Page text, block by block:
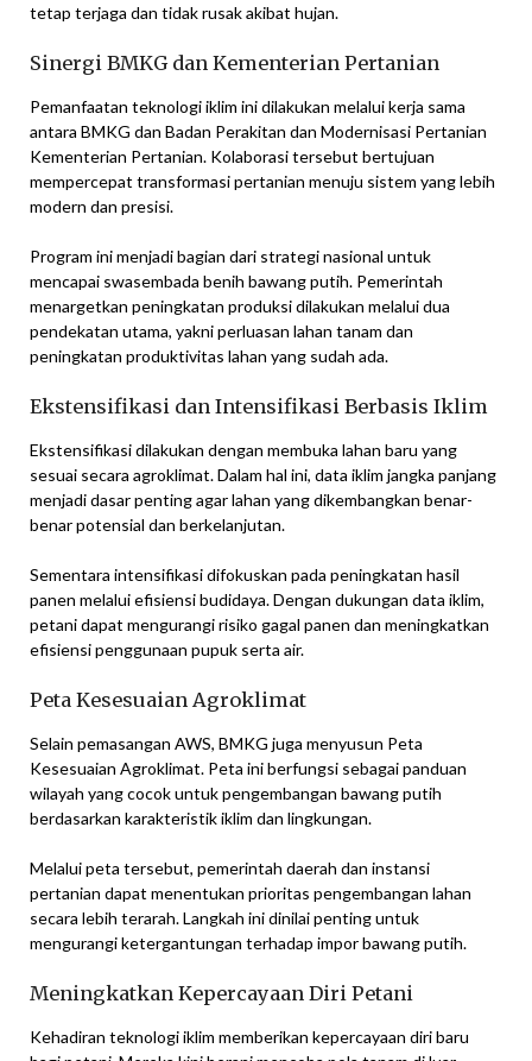
tetap terjaga dan tidak rusak akibat hujan.
Sinergi BMKG dan Kementerian Pertanian
Pemanfaatan teknologi iklim ini dilakukan melalui kerja sama
antara BMKG dan Badan Perakitan dan Modernisasi Pertanian
Kementerian Pertanian. Kolaborasi tersebut bertujuan
mempercepat transformasi pertanian menuju sistem yang lebih
modern dan presisi.
Program ini menjadi bagian dari strategi nasional untuk
mencapai swasembada benih bawang putih. Pemerintah
menargetkan peningkatan produksi dilakukan melalui dua
pendekatan utama, yakni perluasan lahan tanam dan
peningkatan produktivitas lahan yang sudah ada.
Ekstensifikasi dan Intensifikasi Berbasis Iklim
Ekstensifikasi dilakukan dengan membuka lahan baru yang
sesuai secara agroklimat. Dalam hal ini, data iklim jangka panjang
menjadi dasar penting agar lahan yang dikembangkan benar-
benar potensial dan berkelanjutan.
Sementara intensifikasi difokuskan pada peningkatan hasil
panen melalui efisiensi budidaya. Dengan dukungan data iklim,
petani dapat mengurangi risiko gagal panen dan meningkatkan
efisiensi penggunaan pupuk serta air.
Peta Kesesuaian Agroklimat
Selain pemasangan AWS, BMKG juga menyusun Peta
Kesesuaian Agroklimat. Peta ini berfungsi sebagai panduan
wilayah yang cocok untuk pengembangan bawang putih
berdasarkan karakteristik iklim dan lingkungan.
Melalui peta tersebut, pemerintah daerah dan instansi
pertanian dapat menentukan prioritas pengembangan lahan
secara lebih terarah. Langkah ini dinilai penting untuk
mengurangi ketergantungan terhadap impor bawang putih.
Meningkatkan Kepercayaan Diri Petani
Kehadiran teknologi iklim memberikan kepercayaan diri baru